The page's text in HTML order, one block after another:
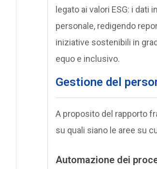
legato ai valori ESG: i dati
personale, redigendo
iniziative sostenibili in
equo e inclusivo.
Gestione del
A proposito del rapporto
su quali siano le aree su
Automazione dei